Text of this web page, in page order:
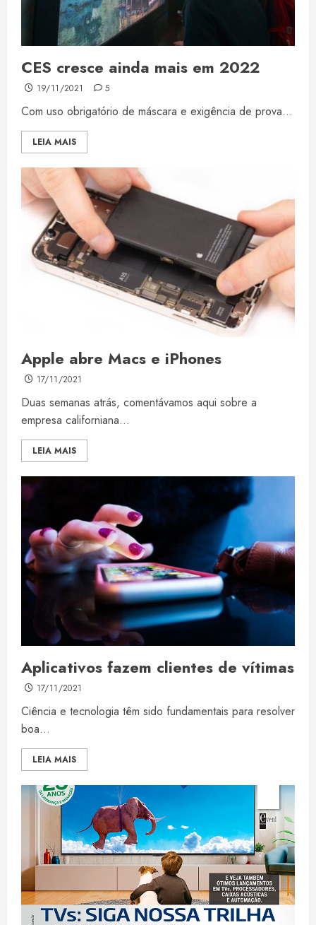
CES cresce ainda mais em 2022
19/11/2021 5
Com uso obrigatório de máscara e exigência de prova...
LEIA MAIS
Apple abre Macs e iPhones
17/11/2021
Duas semanas atrás, comentávamos aqui sobre a
empresa californiana...
LEIA MAIS
Aplicativos fazem clientes de vítimas
17/11/2021
Ciência e tecnologia têm sido fundamentais para resolver
boa...
LEIA MAIS